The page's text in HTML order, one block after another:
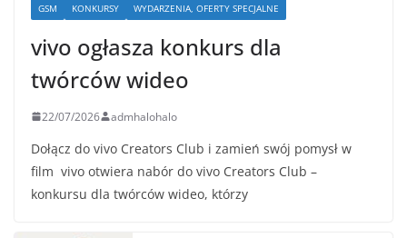
GSM KONKURSY WYDARZENIA, OFERTY SPECJALNE
vivo ogłasza konkurs dla
twórców wideo
22/07/2026 admhalohalo
Dołącz do vivo Creators Club i zamień swój pomysł w
film vivo otwiera nabór do vivo Creators Club –
konkursu dla twórców wideo, którzy